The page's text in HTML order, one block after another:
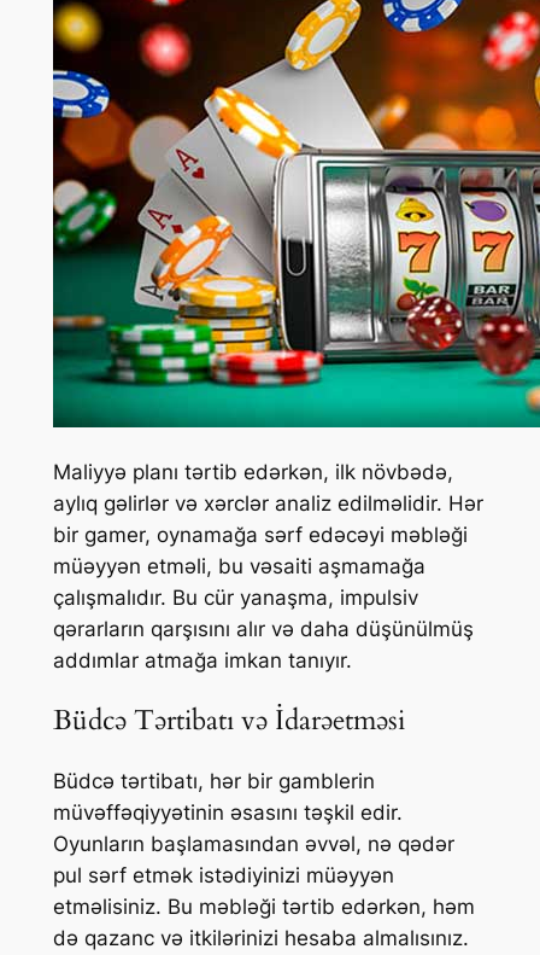
Maliyyə planı tərtib edərkən, ilk növbədə,
aylıq gəlirlər və xərclər analiz edilməlidir. Hər
bir gamer, oynamağa sərf edəcəyi məbləği
müəyyən etməli, bu vəsaiti aşmamağa
çalışmalıdır. Bu cür yanaşma, impulsiv
qərarların qarşısını alır və daha düşünülmüş
addımlar atmağa imkan tanıyır.
Büdcə Tərtibatı və İdarəetməsi
Büdcə tərtibatı, hər bir gamblerin
müvəffəqiyyətinin əsasını təşkil edir.
Oyunların başlamasından əvvəl, nə qədər
pul sərf etmək istədiyinizi müəyyən
etməlisiniz. Bu məbləği tərtib edərkən, həm
də qazanc və itkilərinizi hesaba almalısınız.